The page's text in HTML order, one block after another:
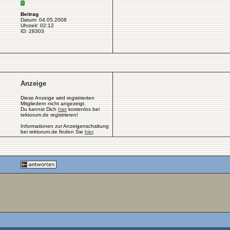
Beitrag
Datum: 04.05.2008
Uhrzeit: 02:12
ID: 28303
Anzeige
Diese Anzeige wird registrierten
Mitgliedern nicht angezeigt.
Du kannst Dich hierkostenlos bei
tektorum.de registrieren!
Informationen zur Anzeigenschaltung
bei tektorum.de finden Sie hier.